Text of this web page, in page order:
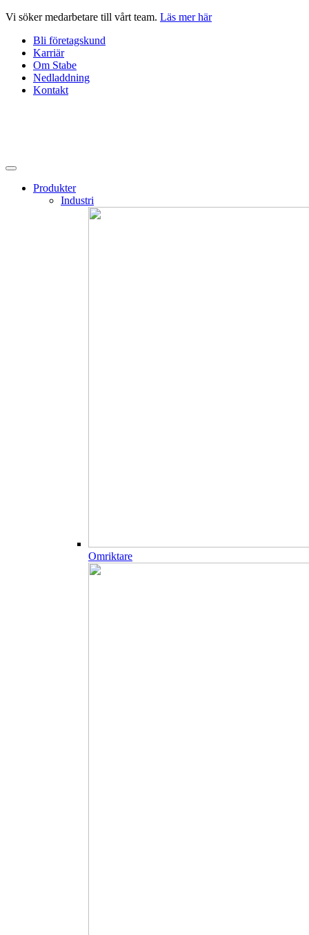
Hoppa
innehåll
Vi söker medarbetare till vårt team. Läs mer här
Bli företagskund
Karriär
Om Stabe
Nedladdning
Kontakt
Produkter
Industri
Omriktare